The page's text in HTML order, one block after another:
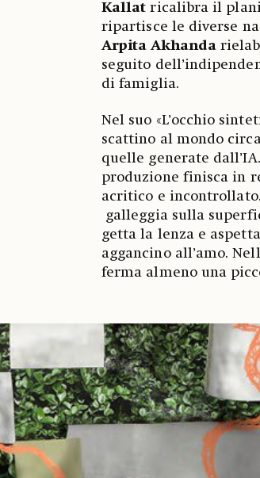
Kallat ricalibra il
ripartisce le diverse
Arpita Akhanda
seguito
di famiglia.
Nel suo «L’occhio
scattino al mondo
quelle generate
produzione finisca in
acritico e incontrollato.
galleggia sulla
getta la lenza e
aggancino all’amo.
ferma almeno una